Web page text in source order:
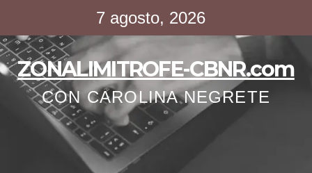
contenido
7 agosto, 2026
ZONALIMITROFE-CBNR.com
CON CAROLINA NEGRETE